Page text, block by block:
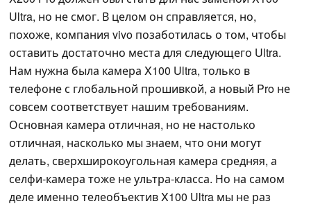
Ultra, но не смог. В целом он справляется, но,
похоже, компания vivo позаботилась о том, чтобы
оставить достаточно места для следующего Ultra.
Нам нужна была камера X100 Ultra, только в
телефоне с глобальной прошивкой, а новый Pro не
совсем соответствует нашим требованиям.
Основная камера отличная, но не настолько
отличная, насколько мы знаем, что они могут
делать, сверхширокоугольная камера средняя, а
селфи-камера тоже не ультра-класса. Но на самом
деле именно телеобъектив X100 Ultra мы не раз